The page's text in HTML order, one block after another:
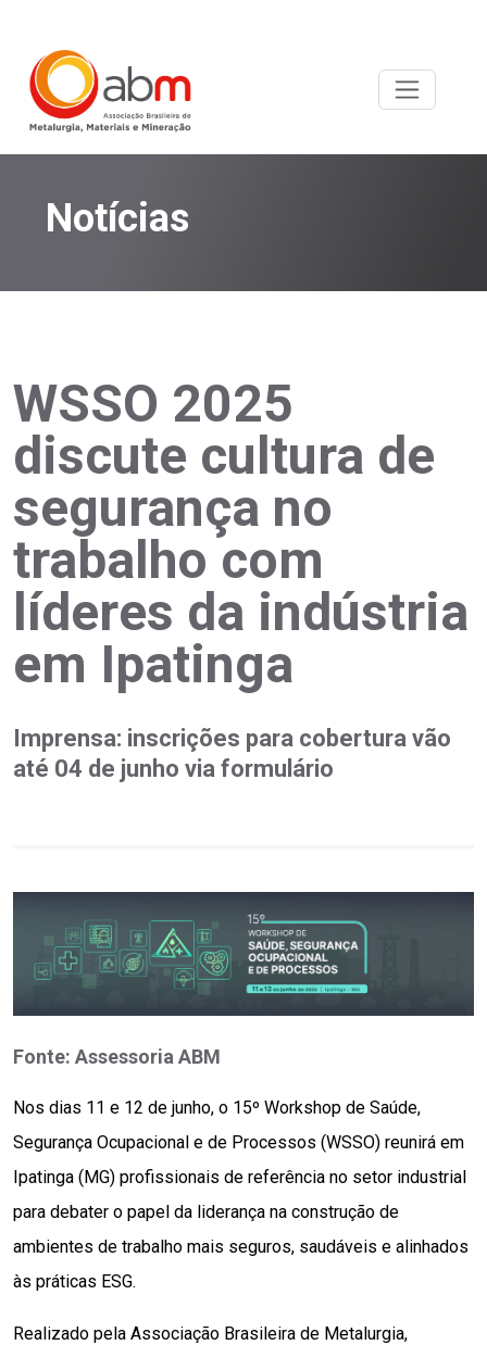
Notícias
WSSO 2025
discute cultura de
segurança no
trabalho com
líderes da indústria
em Ipatinga
Imprensa: inscrições para cobertura vão
até 04 de junho via formulário
Fonte: Assessoria ABM
Nos dias 11 e 12 de junho, o 15º Workshop de Saúde,
Segurança Ocupacional e de Processos (WSSO) reunirá em
Ipatinga (MG) profissionais de referência no setor industrial
para debater o papel da liderança na construção de
ambientes de trabalho mais seguros, saudáveis e alinhados
às práticas ESG.
Realizado pela Associação Brasileira de Metalurgia,